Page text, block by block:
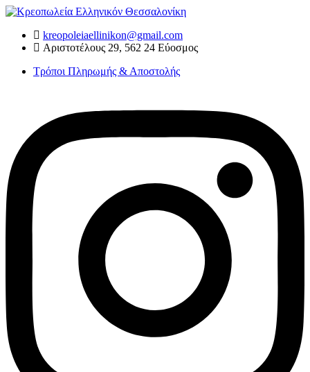
Skip
content kreopoleiaellinikon@gmail.com
Αριστοτέλους 29, 562 24 Εύοσμος
Τρόποι Πληρωμής & Αποστολής